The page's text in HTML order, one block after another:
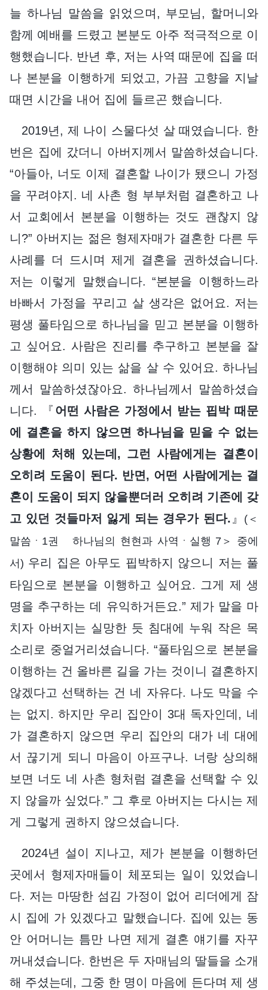
늘 하나님 말씀을 읽었으며, 부모님, 할머니와
함께 예배를 드렸고 본분도 아주 적극적으로 이
행했습니다. 반년 후, 저는 사역 때문에 집을 떠
나 본분을 이행하게 되었고, 가끔 고향을 지날
때면 시간을 내어 집에 들르곤 했습니다.
2019년, 제 나이 스물다섯 살 때였습니다. 한
번은 집에 갔더니 아버지께서 말씀하셨습니다.
“아들아, 너도 이제 결혼할 나이가 됐으니 가정
을 꾸려야지. 네 사촌 형 부부처럼 결혼하고 나
서 교회에서 본분을 이행하는 것도 괜찮지 않
니?” 아버지는 젊은 형제자매가 결혼한 다른 두
사례를 더 드시며 제게 결혼을 권하셨습니다.
저는 이렇게 말했습니다. “본분을 이행하느라
바빠서 가정을 꾸리고 살 생각은 없어요. 저는
평생 풀타임으로 하나님을 믿고 본분을 이행하
고 싶어요. 사람은 진리를 추구하고 본분을 잘
이행해야 의미 있는 삶을 살 수 있어요. 하나님
께서 말씀하셨잖아요. 하나님께서 말씀하셨습
니다. 『 어떤 사람은 가정에서 받는 핍박 때문
에 결혼을 하지 않으면 하나님을 믿을 수 없는
상황에 처해 있는데, 그런 사람에게는 결혼이
오히려 도움이 된다. 반면, 어떤 사람에게는 결
혼이 도움이 되지 않을뿐더러 오히려 기존에 갖
고 있던 것들마저 잃게 되는 경우가 된다. 』 (＜
말씀ㆍ1권 하나님의 현현과 사역ㆍ실행 7＞ 중에
서) 우리 집은 아무도 핍박하지 않으니 저는 풀
타임으로 본분을 이행하고 싶어요. 그게 제 생
명을 추구하는 데 유익하거든요.” 제가 말을 마
치자 아버지는 실망한 듯 침대에 누워 작은 목
소리로 중얼거리셨습니다. “풀타임으로 본분을
이행하는 건 올바른 길을 가는 것이니 결혼하지
않겠다고 선택하는 건 네 자유다. 나도 막을 수
는 없지. 하지만 우리 집안이 3대 독자인데, 네
가 결혼하지 않으면 우리 집안의 대가 네 대에
서 끊기게 되니 마음이 아프구나. 너랑 상의해
보면 너도 네 사촌 형처럼 결혼을 선택할 수 있
지 않을까 싶었다.” 그 후로 아버지는 다시는 제
게 그렇게 권하지 않으셨습니다.
2024년 설이 지나고, 제가 본분을 이행하던
곳에서 형제자매들이 체포되는 일이 있었습니
다. 저는 마땅한 섬김 가정이 없어 리더에게 잠
시 집에 가 있겠다고 말했습니다. 집에 있는 동
안 어머니는 틈만 나면 제게 결혼 얘기를 자꾸
꺼내셨습니다. 한번은 두 자매님의 딸들을 소개
해 주셨는데, 그중 한 명이 마음에 든다며 제 생